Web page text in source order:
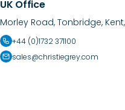
UK Office
Morley Road, Tonbridge, Kent,
+44 (0)1732 371100
sales@christiegrey.com